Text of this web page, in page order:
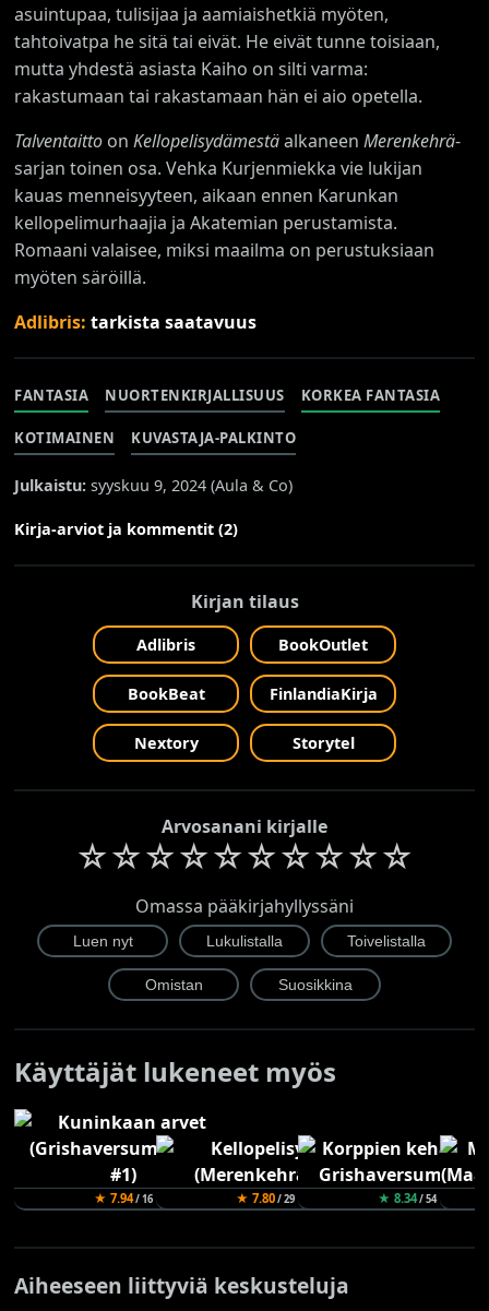
asuintupaa, tulisijaa ja aamiaishetkiä myöten,
tahtoivatpa he sitä tai eivät. He eivät tunne toisiaan,
mutta yhdestä asiasta Kaiho on silti varma:
rakastumaan tai rakastamaan hän ei aio opetella.
Talventaitto onKellopelisydämestäalkaneenMerenkehrä-
sarjan toinen osa. Vehka Kurjenmiekka vie lukijan
kauas menneisyyteen, aikaan ennen Karunkan
kellopelimurhaajia ja Akatemian perustamista.
Romaani valaisee, miksi maailma on perustuksiaan
myöten säröillä.
Adlibris:tarkista saatavuus
FANTASIA NUORTENKIRJALLISUUS KORKEA FANTASIA
KOTIMAINEN KUVASTAJA-PALKINTO
Julkaistu: syyskuu 9, 2024 (Aula & Co)
Kirja-arviot ja kommentit (2)
Kirjan tilaus
Adlibris BookOutlet
BookBeat FinlandiaKirja
Nextory Storytel
Arvosanani kirjalle
☆☆☆☆☆☆☆☆☆☆
Omassa pääkirjahyllyssäni
Käyttäjät lukeneet myös
★ 7.94/ 16 ★ 7.80/ 29 ★ 8.34/ 54
Aiheeseen liittyviä keskusteluja